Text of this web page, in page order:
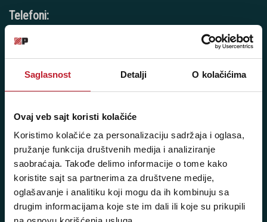
Saglasnost Detalji O kolačićima
Ovaj veb sajt koristi kolačiće
Koristimo kolačiće za personalizaciju sadržaja i oglasa,
pružanje funkcija društvenih medija i analiziranje
saobraćaja. Takođe delimo informacije o tome kako
koristite sajt sa partnerima za društvene medije,
oglašavanje i analitiku koji mogu da ih kombinuju sa
drugim informacijama koje ste im dali ili koje su prikupili
Telefoni:
+381 11 3347 442
+381 11 3347 615
+381 11 2688 067
+381 11 2688 068
+381 11 2688 069
Radno vreme:
Ponedeljak - Petak: 9:00 - 20:00
Subota: 10:00 - 17:00